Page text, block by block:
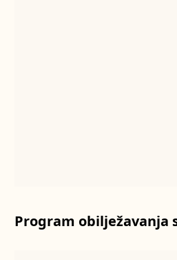
Program obilježavanja